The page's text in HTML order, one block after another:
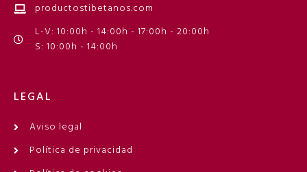
productostibetanos.com
L-V: 10:00h - 14:00h - 17:00h - 20:00h
S: 10:00h - 14:00h
LEGAL
Aviso legal
Política de privacidad